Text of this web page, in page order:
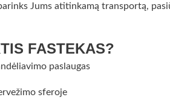
Jums atitinkamą transportą,
FASTEKAS?
paslaugas
sferoje